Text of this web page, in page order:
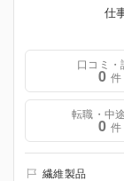
仕
口コミ・
0 件
転職・中
0 件
繊維製品